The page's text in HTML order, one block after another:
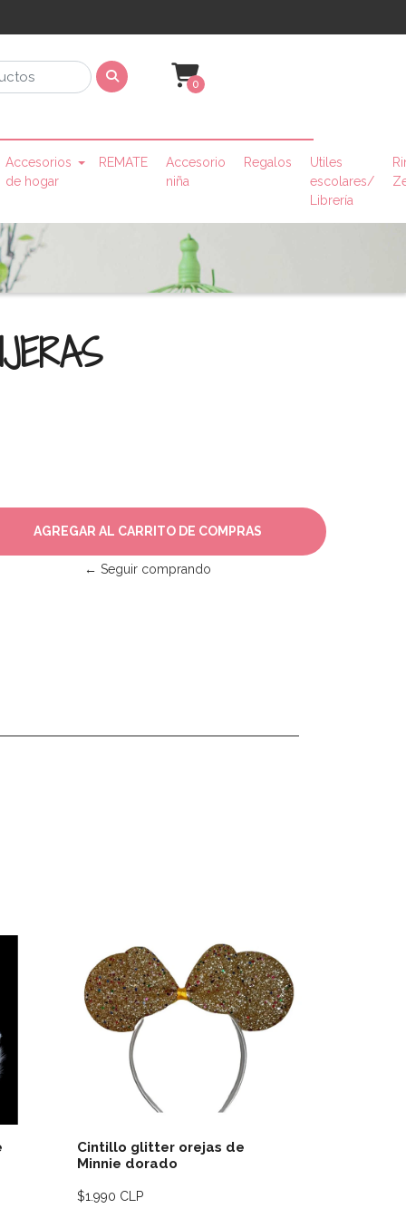
0
Accesorios
de hogar
REMATE
Accesorio
niña
Regalos
Utiles
escolares/
Librería
← Seguir comprando
Cintillo glitter orejas de
Minnie dorado
Ver detalles
$1.990 CLP